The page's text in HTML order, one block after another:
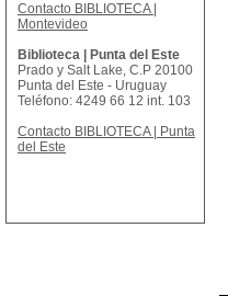
Contacto BIBLIOTECA |
Montevideo
Biblioteca | Punta del Este
Prado y Salt Lake, C.P 20100
Punta del Este - Uruguay
Teléfono: 4249 66 12 int. 103
Contacto BIBLIOTECA | Punta
del Este